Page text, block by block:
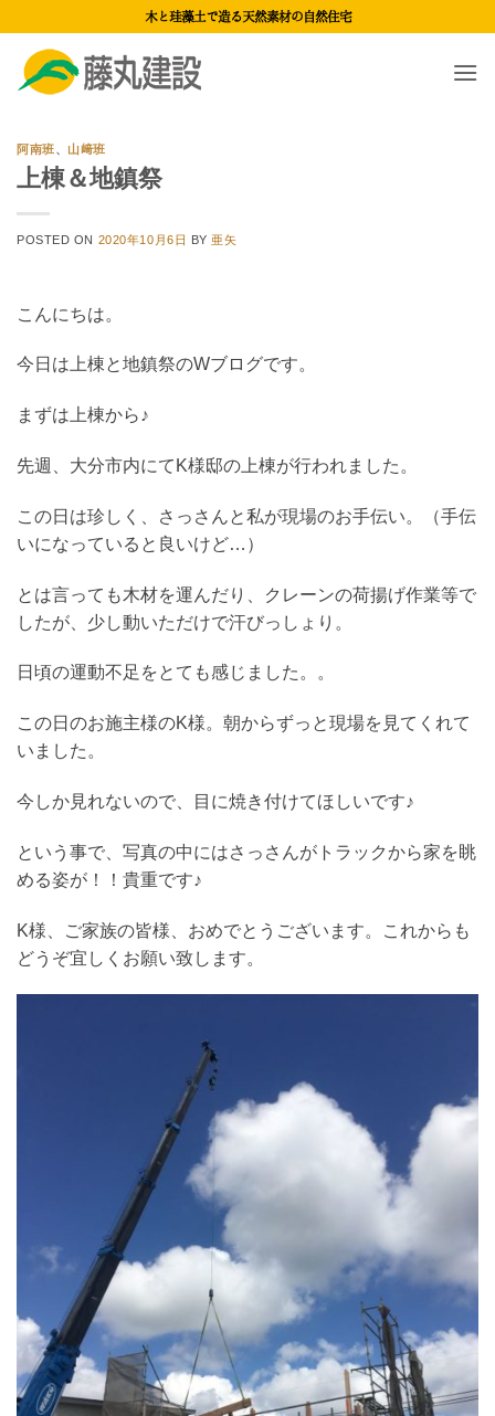
content
木と珪藻土で造る天然素材の自然住宅
阿南班、 山﨑班
上棟＆地鎮祭
POSTED ON 2020年10月6日 BY 亜矢
こんにちは。
今日は上棟と地鎮祭のWブログです。
まずは上棟から♪
先週、大分市内にてK様邸の上棟が行われました。
この日は珍しく、さっさんと私が現場のお手伝い。（手伝
いになっていると良いけど…）
とは言っても木材を運んだり、クレーンの荷揚げ作業等で
したが、少し動いただけで汗びっしょり。
日頃の運動不足をとても感じました。。
この日のお施主様のK様。朝からずっと現場を見てくれて
いました。
今しか見れないので、目に焼き付けてほしいです♪
という事で、写真の中にはさっさんがトラックから家を眺
める姿が！！貴重です♪
K様、ご家族の皆様、おめでとうございます。これからも
どうぞ宜しくお願い致します。